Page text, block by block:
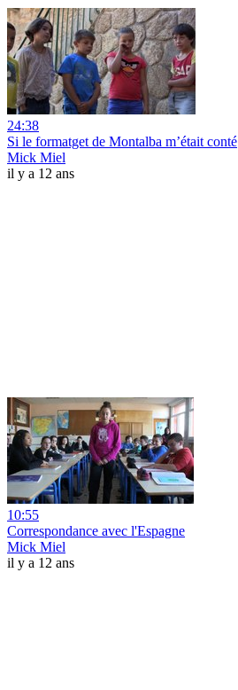
24:38
Si le formatget de Montalba m’était conté
Mick Miel
il y a 12 ans
10:55
Correspondance avec l'Espagne
Mick Miel
il y a 12 ans